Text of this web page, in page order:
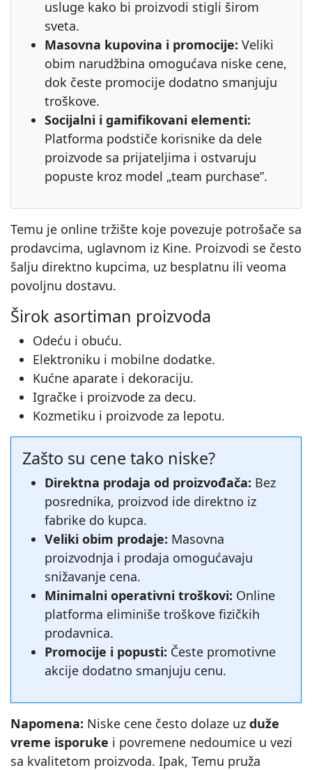
usluge kako bi proizvodi stigli širom
sveta.
Masovna kupovina i promocije: Veliki
obim narudžbina omogućava niske cene,
dok česte promocije dodatno smanjuju
troškove.
Socijalni i gamifikovani elementi:
Platforma podstiče korisnike da dele
proizvode sa prijateljima i ostvaruju
popuste kroz model „team purchase”.
Temu je online tržište koje povezuje potrošače sa
prodavcima, uglavnom iz Kine. Proizvodi se često
šalju direktno kupcima, uz besplatnu ili veoma
povoljnu dostavu.
Širok asortiman proizvoda
Odeću i obuću.
Elektroniku i mobilne dodatke.
Kućne aparate i dekoraciju.
Igračke i proizvode za decu.
Kozmetiku i proizvode za lepotu.
Zašto su cene tako niske?
Direktna prodaja od proizvođača: Bez
posrednika, proizvod ide direktno iz
fabrike do kupca.
Veliki obim prodaje: Masovna
proizvodnja i prodaja omogućavaju
snižavanje cena.
Minimalni operativni troškovi: Online
platforma eliminiše troškove fizičkih
prodavnica.
Promocije i popusti: Česte promotivne
akcije dodatno smanjuju cenu.
Napomena: Niske cene često dolaze uz duže
vreme isporuke i povremene nedoumice u vezi
sa kvalitetom proizvoda. Ipak, Temu pruža